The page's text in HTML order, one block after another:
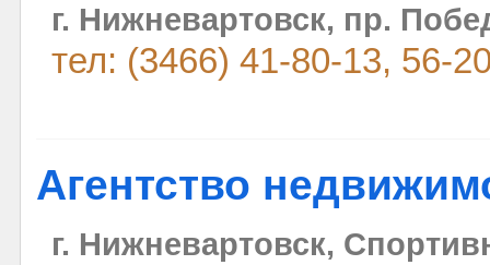
г. Нижневартовск, пр.
тел: (3466) 41-80-13, 56-
Агентство
г. Нижневартовск,